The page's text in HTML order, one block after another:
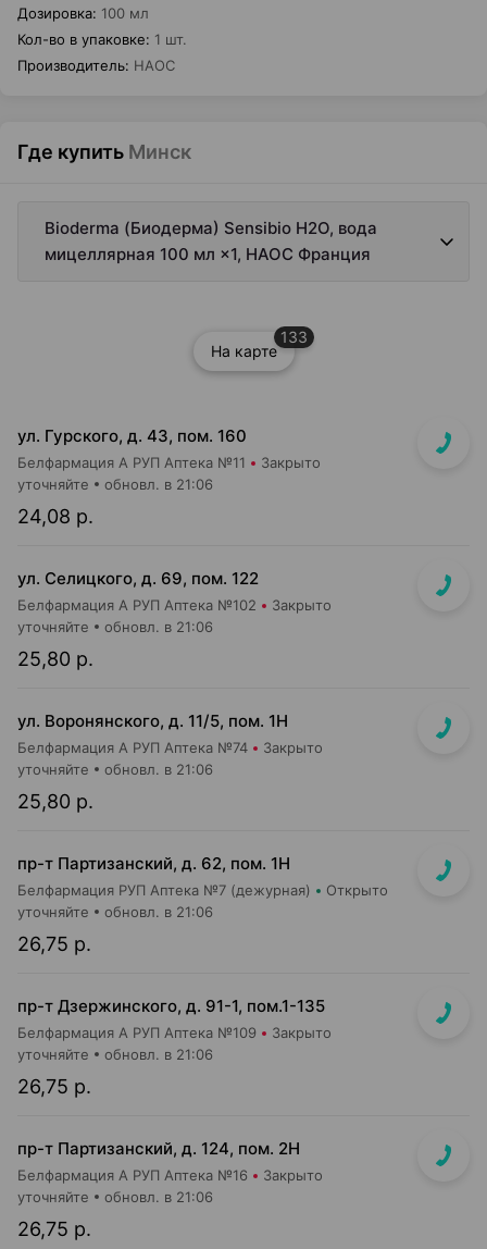
Дозировка: 100 мл
Кол-во в упаковке: 1 шт.
Производитель: НАОС
Где купить Минск
Bioderma (Биодерма) Sensibio H2O, вода
мицеллярная 100 мл ×1, НАОС Франция
На карте
133
ул. Гурского, д. 43, пом. 160
Белфармация А РУП Аптека №11 Закрыто
24,08 р.
уточняйте обновл. в 21:06
ул. Селицкого, д. 69, пом. 122
Белфармация А РУП Аптека №102 Закрыто
25,80 р.
уточняйте обновл. в 21:06
ул. Воронянского, д. 11/5, пом. 1Н
Белфармация А РУП Аптека №74 Закрыто
25,80 р.
уточняйте обновл. в 21:06
пр-т Партизанский, д. 62, пом. 1Н
Белфармация РУП Аптека №7 (дежурная) Открыто
26,75 р.
уточняйте обновл. в 21:06
пр-т Дзержинского, д. 91-1, пом.1-135
Белфармация А РУП Аптека №109 Закрыто
26,75 р.
уточняйте обновл. в 21:06
пр-т Партизанский, д. 124, пом. 2Н
Белфармация А РУП Аптека №16 Закрыто
26,75 р.
уточняйте обновл. в 21:06